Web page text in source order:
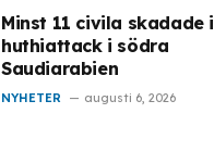
Minst 11 civila skadade i
huthiattack i södra
Saudiarabien
NYHETER augusti 6, 2026